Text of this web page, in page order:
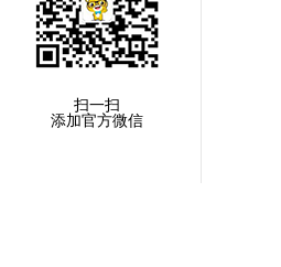
扫一扫
添加官方微信